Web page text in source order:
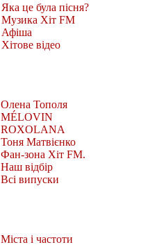
Яка це була пісня?
Музика Хіт FM
Афіша
Хітове відео
Олена Тополя
MÉLOVIN
ROXOLANA
Тоня Матвієнко
Фан-зона Хіт FM.
Наш відбір
Всі випуски
Міста і частоти